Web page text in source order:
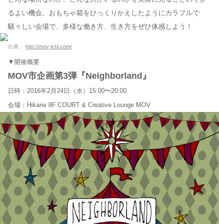
るよい機会。おもちゃ箱をひっくりかえしたようにカラフルで
騒々しい会場で、多様な働き方、生き方をぜひ体感しよう！
出典： http://mov-ichi.com/
▼開催概要
MOV市企画第3弾『Neighborland』
日時：2016年2月24日（水）15:00〜20:00
会場：Hikarie 8F COURT & Creative Lounge MOV